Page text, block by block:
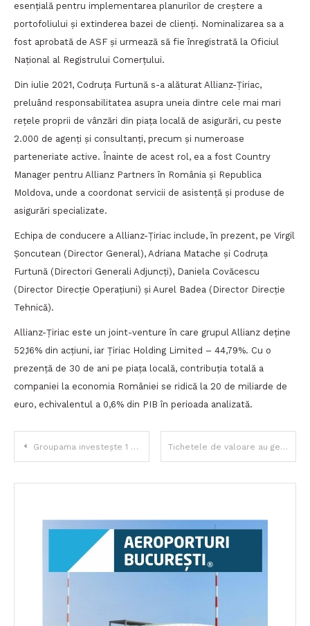
esențială pentru implementarea planurilor de creștere a
portofoliului și extinderea bazei de clienți. Nominalizarea sa a
fost aprobată de ASF și urmează să fie înregistrată la Oficiul
Național al Registrului Comerțului.
Din iulie 2021, Codruța Furtună s-a alăturat Allianz-Țiriac,
preluând responsabilitatea asupra uneia dintre cele mai mari
rețele proprii de vânzări din piața locală de asigurări, cu peste
2.000 de agenți și consultanți, precum și numeroase
parteneriate active. Înainte de acest rol, ea a fost Country
Manager pentru Allianz Partners în România și Republica
Moldova, unde a coordonat servicii de asistență și produse de
asigurări specializate.
Echipa de conducere a Allianz-Țiriac include, în prezent, pe Virgil
Șoncutean (Director General), Adriana Matache și Codruța
Furtună (Directori Generali Adjuncți), Daniela Covăcescu
(Director Direcție Operațiuni) și Aurel Badea (Director Direcție
Tehnică).
Allianz-Țiriac este un joint-venture în care grupul Allianz deține
52,16% din acțiuni, iar Țiriac Holding Limited – 44,79%. Cu o
prezență de 30 de ani pe piața locală, contribuția totală a
companiei la economia României se ridică la 20 de miliarde de
euro, echivalentul a 0,6% din PIB în perioada analizată.
Navigare
în
Groupama investește 1 milion de euro în noul bloc operator pediatric de urgență de la Marie Curie Tichetele de valoare au generat peste 1,4% din PIB în 2024 și au susținut peste 213.000 de locuri de muncă